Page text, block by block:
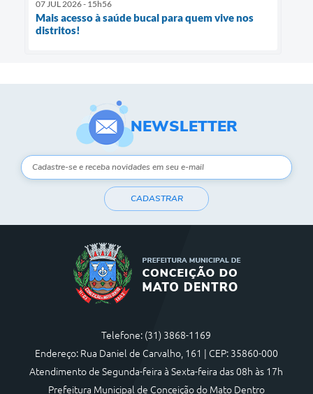
07 JUL 2026 - 15h56
Mais acesso à saúde bucal para quem vive nos
distritos!
NEWSLETTER
CADASTRAR
Telefone: (31) 3868-1169
Endereço: Rua Daniel de Carvalho, 161 | CEP: 35860-000
Atendimento de Segunda-feira à Sexta-feira das 08h às 17h
Prefeitura Municipal de Conceição do Mato Dentro